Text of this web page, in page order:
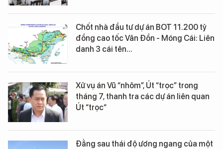
Chốt nhà đầu tư dự án BOT 11.200 tỷ
đồng cao tốc Vân Đồn - Móng Cái: Liên
danh 3 cái tên...
Xử vụ án Vũ “nhôm”, Út “trọc” trong
tháng 7, thanh tra các dự án liên quan
Út “trọc“
Đằng sau thái độ ương ngang của một